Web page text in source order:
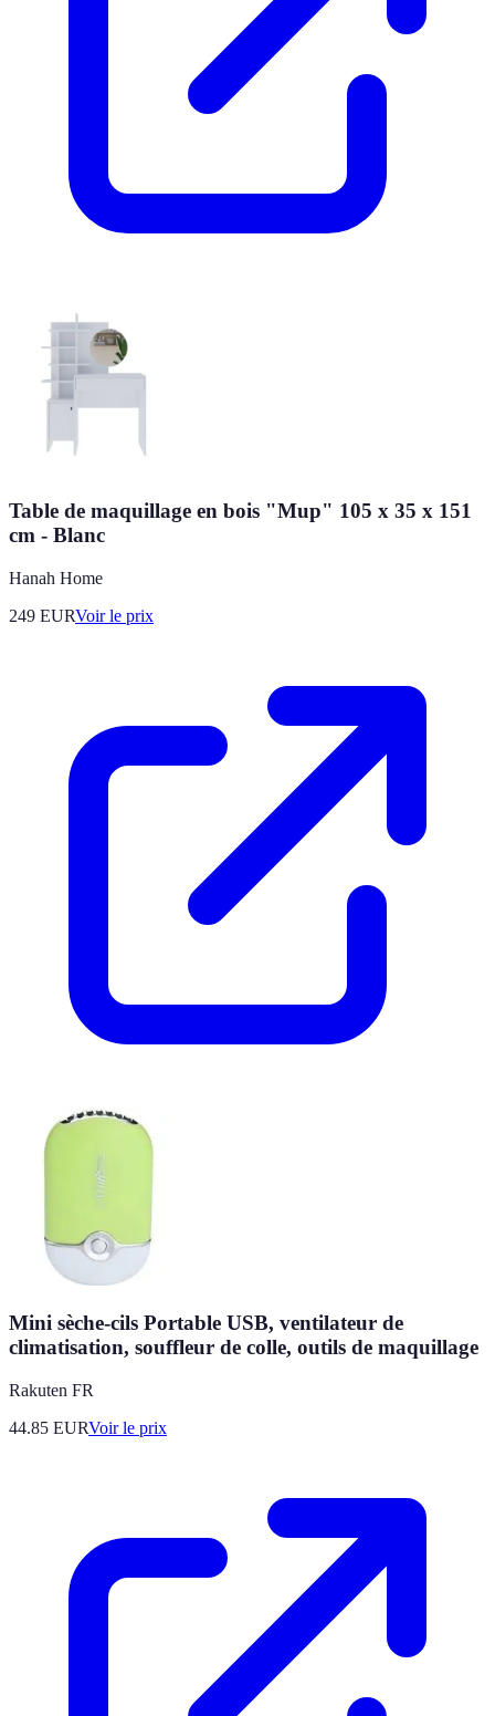
Table de maquillage en bois "Mup" 105 x 35 x 151
cm - Blanc
Hanah Home
249 EURVoir le prix
Mini sèche-cils Portable USB, ventilateur de
climatisation, souffleur de colle, outils de maquillage
Rakuten FR
44.85 EURVoir le prix